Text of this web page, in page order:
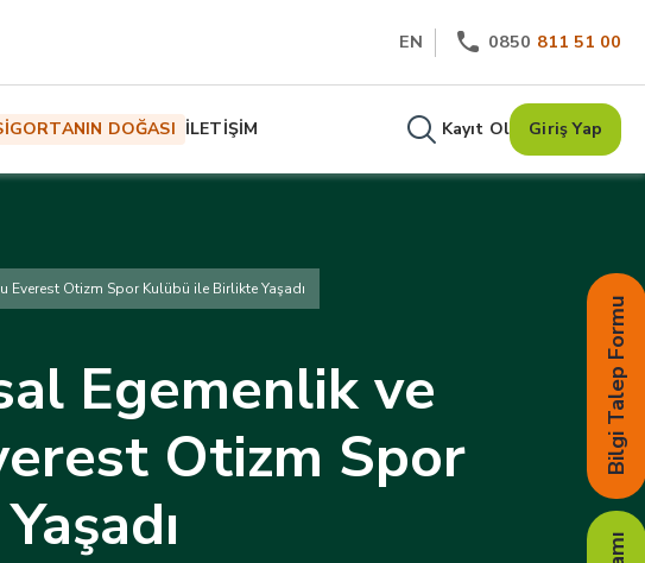
EN 0850 811 51 00
DOĞASI İLETİŞİM Kayıt Ol Giriş Yap
Otizm Spor Kulübü ile Birlikte Yaşadı
Egemenlik ve
Otizm Spor
Bilgi Talep Formu